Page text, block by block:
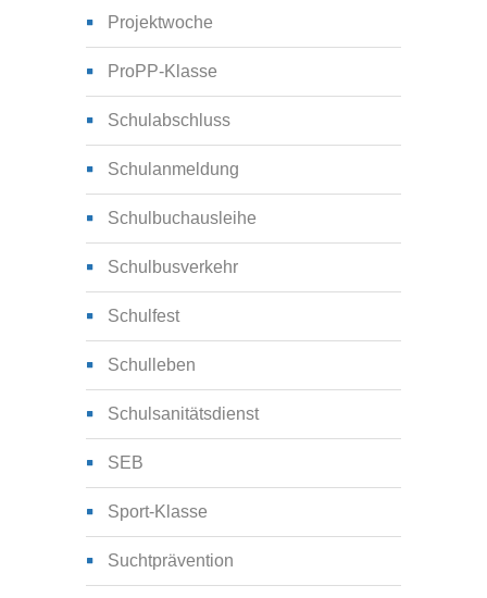
Projektwoche
ProPP-Klasse
Schulabschluss
Schulanmeldung
Schulbuchausleihe
Schulbusverkehr
Schulfest
Schulleben
Schulsanitätsdienst
SEB
Sport-Klasse
Suchtprävention